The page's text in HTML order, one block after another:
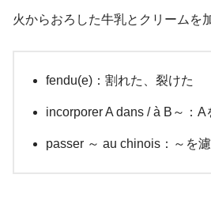
火からおろした牛乳とクリームを
fendu(e)：割れた、裂けた
incorporer A dans / à B～：A
passer ～ au chinois：～を